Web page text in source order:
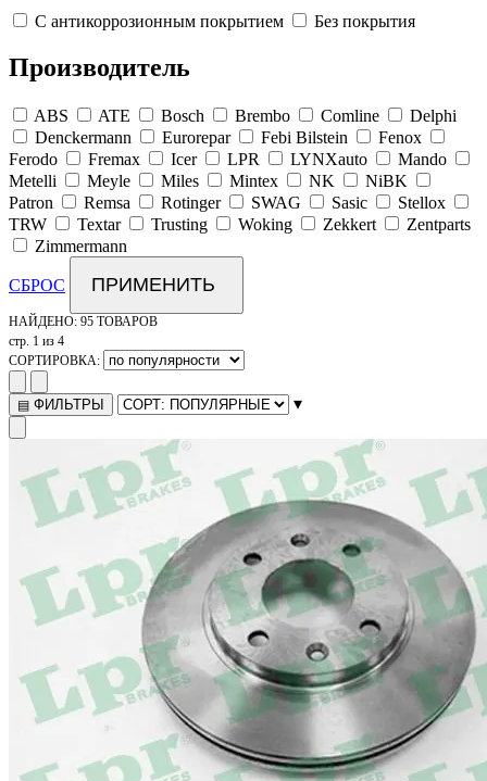
С антикоррозионным покрытием Без покрытия
Производитель
ABS ATE Bosch Brembo Comline
Delphi
Denckermann
Eurorepar Febi Bilstein
Fenox
Ferodo
Fremax Icer LPR LYNXauto
Mando
Metelli
Meyle Miles Mintex NK
NiBK
Patron
Remsa Rotinger SWAG Sasic
Stellox
TRW
Textar Trusting Woking Zekkert
Zentparts
Zimmermann
СБРОС ПРИМЕНИТЬ
НАЙДЕНО: 95 ТОВАРОВ
стр. 1 из 4
СОРТИРОВКА:
▤ ФИЛЬТРЫ ▾